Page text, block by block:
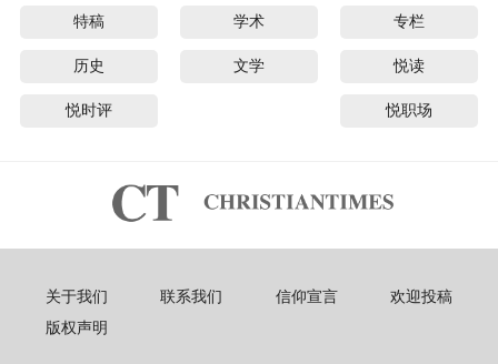
特稿 学术 专栏
历史 文学 悦读
悦时评 悦职场
关于我们 联系我们 信仰宣言
欢迎投稿
版权声明